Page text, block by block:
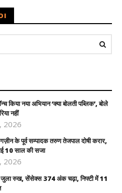
किया नया अभियान ‘क्या बोलती पब्लिक’, बोले
नहीं
2026
के पूर्व सम्पादक तरुण तेजपाल दोषी करार,
10 साल की सजा
2026
जुला रुख, सेंसेक्स 374 अंक चढ़ा, निफ्टी में 11